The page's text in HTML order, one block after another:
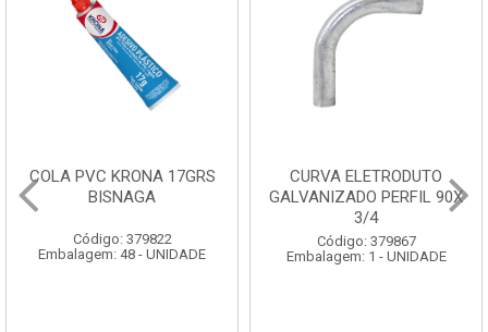
CURVA ELETRODUTO
GALVANIZADO PERFIL 90X
Código: 379867
Embalagem: 1 - UNIDADE
SOQUETE COM
FOTOCELULA EXATRON
COM SENSOR SPT0E27XC
Código: 379788
Embalagem: 1 - UNIDADE